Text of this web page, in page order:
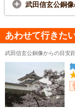
武田信玄公銅
あわせて行きた
武田信玄公銅像からの目安